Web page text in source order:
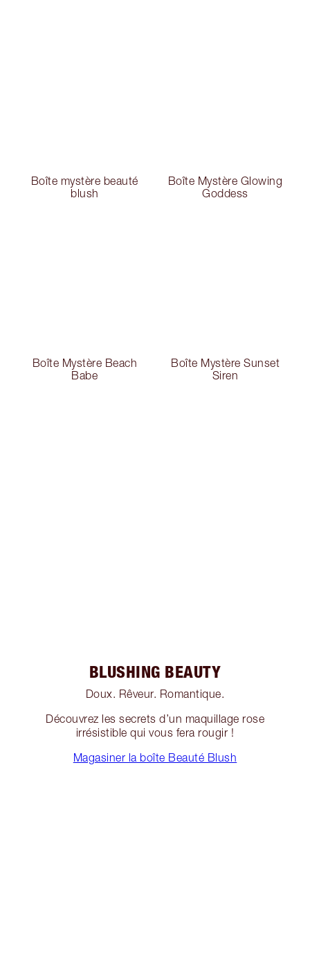
Boîte mystère beauté
blush
Boîte Mystère Glowing
Goddess
Boîte Mystère Beach
Babe
Boîte Mystère Sunset
Siren
BLUSHING BEAUTY
Doux. Rêveur. Romantique.
Découvrez les secrets d’un maquillage rose
irrésistible qui vous fera rougir !
Magasiner la boîte Beauté Blush